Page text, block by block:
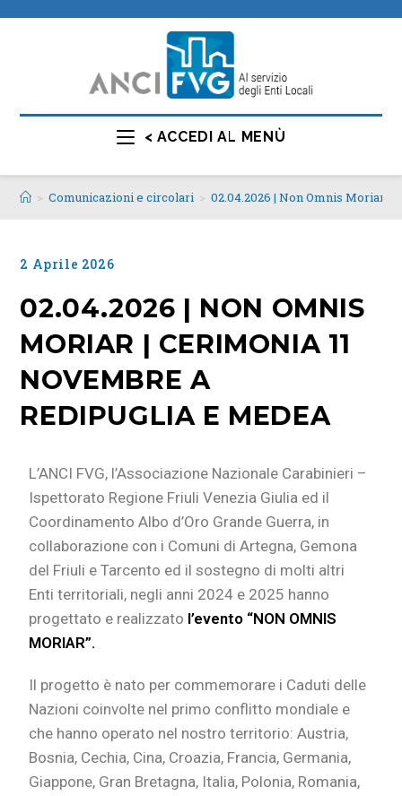
< ACCEDI AL MENÙ
> Comunicazioni e circolari > 02.04.2026 | Non Omnis Moriar |
2 Aprile 2026
02.04.2026 | NON OMNIS
MORIAR | CERIMONIA 11
NOVEMBRE A
REDIPUGLIA E MEDEA
L’ANCI FVG, l’Associazione Nazionale Carabinieri –
Ispettorato Regione Friuli Venezia Giulia ed il
Coordinamento Albo d’Oro Grande Guerra, in
collaborazione con i Comuni di Artegna, Gemona
del Friuli e Tarcento ed il sostegno di molti altri
Enti territoriali, negli anni 2024 e 2025 hanno
progettato e realizzato l’evento “NON OMNIS
MORIAR”.
Il progetto è nato per commemorare i Caduti delle
Nazioni coinvolte nel primo conflitto mondiale e
che hanno operato nel nostro territorio: Austria,
Bosnia, Cechia, Cina, Croazia, Francia, Germania,
Giappone, Gran Bretagna, Italia, Polonia, Romania,